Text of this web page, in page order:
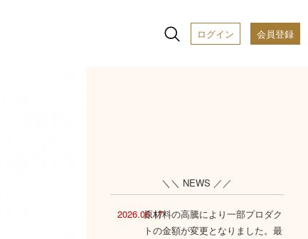
ログイン 会員登録
＼＼ NEWS ／／
2026.06.17原材料の高騰により一部プロダク
トの金額が変更となりました。最